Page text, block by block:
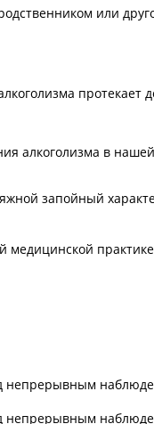
или
алкоголизма в
запойный
медицинской
непрерывным
непрерывным